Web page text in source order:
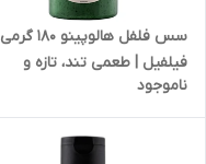
سس فلفل هالوپینو 180 گرمی
فیلفیل | طعمی تند، تازه و
هیجان انگیز | کد 1860
ناموجود